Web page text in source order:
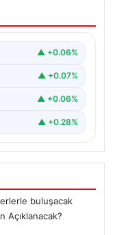
Ne
açıklanacak
▲ +0.06%
▲ +0.07%
▲ +0.06%
▲ +0.28%
buluşacak
Açıklanacak?